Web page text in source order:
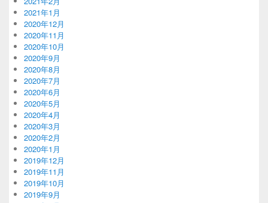
2021年1月
2020年12月
2020年11月
2020年10月
2020年9月
2020年8月
2020年7月
2020年6月
2020年5月
2020年4月
2020年3月
2020年2月
2020年1月
2019年12月
2019年11月
2019年10月
2019年9月